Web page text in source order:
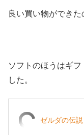
良い買い物ができた
ソフトのほうはギ
した。
ゼルダの伝